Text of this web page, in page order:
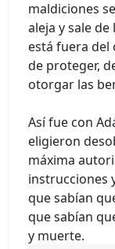
maldiciones
aleja y sale
está fuera
de proteger,
otorgar las
Así fue con
eligieron
máxima
instrucciones
que sabían
que sabían
y muerte.